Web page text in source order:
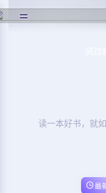
读一本好书，就
最